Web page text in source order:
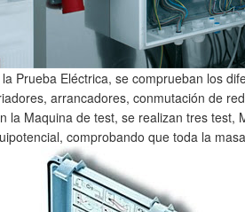
la Prueba Eléctrica, se comprueban los
arrancadores, conmutación de
la Maquina de test, se realizan tres test,
comprobando que toda la